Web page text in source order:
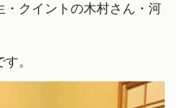
クイントの木村さん・河
。